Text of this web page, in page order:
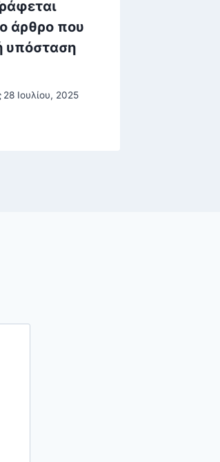
άρθρο που
υπόσταση
28 Ιουλίου, 2025